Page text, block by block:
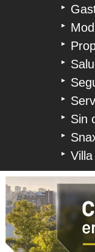
Sin